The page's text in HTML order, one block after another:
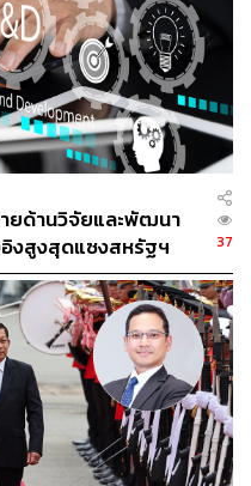
ญี่ปุ่นยังคงครองตำแหน่ง
ห้ความสนใจ โดยมี
อดจองกิจกรรมสูงที่สุด
จุดหมายปลายทางที่มีการ
Klook พบว่ายอดการใช้
โตเพิ่มขึ้นในระดับเลขสาม
นของคนรุ่นใหม่เพิ่มขึ้น
WEALTH
กหรือใช้งานอยู่แล้วได้เลย
ยด้านวิจัยและพัฒนา
งสูงสุดแซงสหรัฐฯ
37